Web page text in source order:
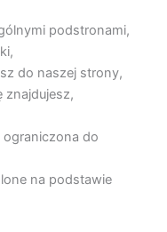
podstronami,
do naszej strony,
znajdujesz,
ograniczona do
na podstawie